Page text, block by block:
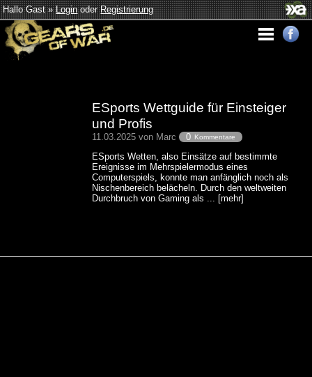
Hallo Gast »LoginoderRegistrierung
ESports Wettguide für Einsteiger
und Profis
11.03.2025 von Marc 0 Kommentare
ESports Wetten, also Einsätze auf bestimmte
Ereignisse im Mehrspielermodus eines
Computerspiels, konnte man anfänglich noch als
Nischenbereich belächeln. Durch den weltweiten
Durchbruch von Gaming als ... [mehr]